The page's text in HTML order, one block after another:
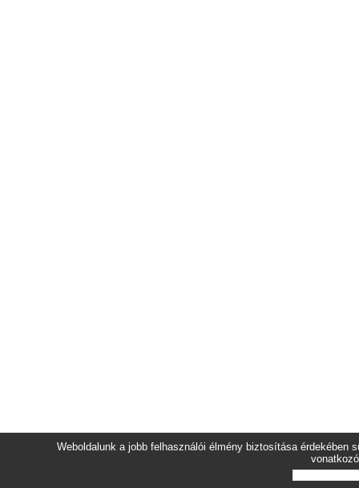
Weboldalunk a jobb felhasználói élmény biztosítása érdekében